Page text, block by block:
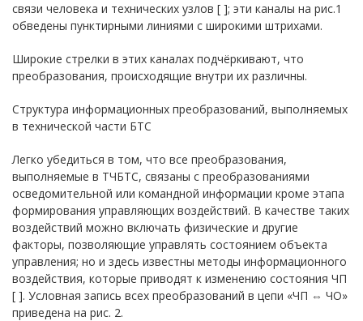
связи человека и технических узлов [ ]; эти каналы на рис.1
обведены пунктирными линиями с широкими штрихами.
Широкие стрелки в этих каналах подчёркивают, что
преобразования, происходящие внутри их различны.
Структура информационных преобразований, выполняемых
в технической части БТС
Легко убедиться в том, что все преобразования,
выполняемые в ТЧБТС, связаны с преобразованиями
осведомительной или командной информации кроме этапа
формирования управляющих воздействий. В качестве таких
воздействий можно включать физические и другие
факторы, позволяющие управлять состоянием объекта
управления; но и здесь известны методы информационного
воздействия, которые приводят к изменению состояния ЧП
[ ]. Условная запись всех преобразований в цепи «ЧП ⇔ ЧО»
приведена на рис. 2.